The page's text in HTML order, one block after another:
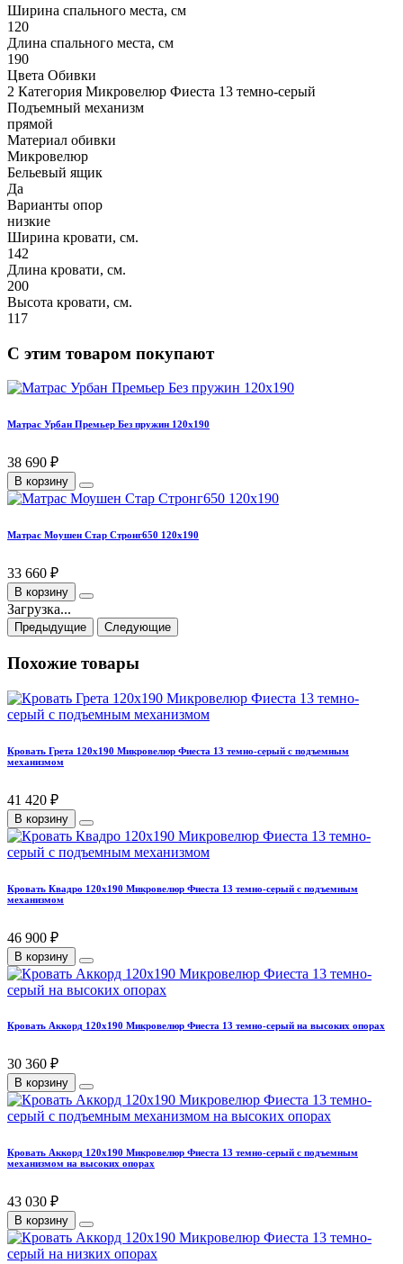
Ширина спального места, см
120
Длина спального места, см
190
Цвета Обивки
2 Категория Микровелюр Фиеста 13 темно-серый
Подъемный механизм
прямой
Материал обивки
Микровелюр
Бельевый ящик
Да
Варианты опор
низкие
Ширина кровати, см.
142
Длина кровати, см.
200
Высота кровати, см.
117
С этим товаром покупают
Матрас Урбан Премьер Без пружин 120х190
38 690 ₽
В корзину
Матрас Моушен Стар Стронг650 120х190
33 660 ₽
В корзину
Загрузка...
Предыдущие Следующие
Похожие товары
Кровать Грета 120х190 Микровелюр Фиеста 13 темно-серый с подъемным
механизмом
41 420 ₽
В корзину
Кровать Квадро 120х190 Микровелюр Фиеста 13 темно-серый с подъемным
механизмом
46 900 ₽
В корзину
Кровать Аккорд 120х190 Микровелюр Фиеста 13 темно-серый на высоких опорах
30 360 ₽
В корзину
Кровать Аккорд 120х190 Микровелюр Фиеста 13 темно-серый с подъемным
механизмом на высоких опорах
43 030 ₽
В корзину